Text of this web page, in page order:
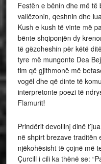
Festën e bënin dhe më të
vallëzonin, qeshnin dhe
Kush e kush të vinte më
bënte shqiponjën dy
të gëzoheshin për këtë
tyre më mungonte Dea
tim që gjithmonë më
vogël dhe që dinte të
interpretonte poezi të
Flamurit!
Prindërit devollinj dinë
në shpirt brezave traditën
njëkohësisht të çojnë më
Çurcill i cili ka thënë se: